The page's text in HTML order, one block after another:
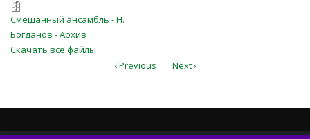
zorii_sfintei_zile.7z
Смешанный ансамбль - Н.
Богданов - Архив
Скачать все файлы
‹ Previous Next ›